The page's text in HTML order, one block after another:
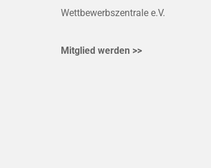
Wettbewerbszentrale e.V.
Mitglied werden >>